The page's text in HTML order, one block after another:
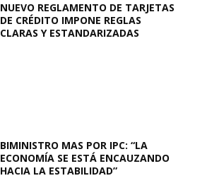
NUEVO REGLAMENTO DE TARJETAS
DE CRÉDITO IMPONE REGLAS
CLARAS Y ESTANDARIZADAS
BIMINISTRO MAS POR IPC: “LA
ECONOMÍA SE ESTÁ ENCAUZANDO
HACIA LA ESTABILIDAD”